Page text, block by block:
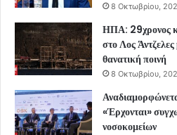
8 Οκτωβρίου,
ΗΠΑ: 29χρονος
στο Λος
θανατική ποινή
8 Οκτωβρίου,
«Έρχονται»
νοσοκομείων